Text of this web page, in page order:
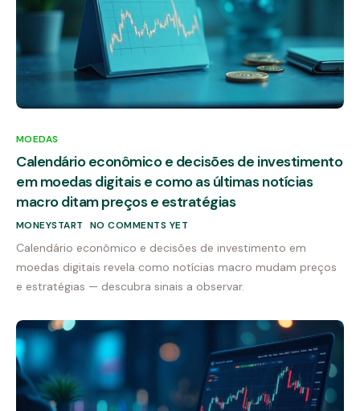
MOEDAS
Calendário econômico e decisões de investimento
em moedas digitais e como as últimas notícias
macro ditam preços e estratégias
MONEYSTART NO COMMENTS YET
Calendário econômico e decisões de investimento em
moedas digitais revela como notícias macro mudam preços
e estratégias — descubra sinais a observar.